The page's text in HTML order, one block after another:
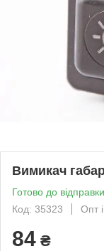
Вимикач
Готово до відправки
Код: 35323
Опт
84 ₴